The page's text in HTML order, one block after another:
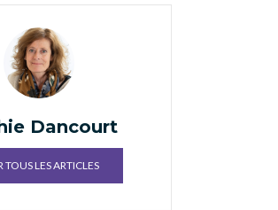
Dancourt
TOUS LES ARTICLES